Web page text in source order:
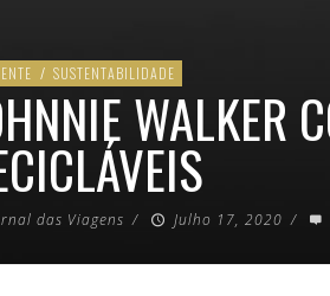
/ SUSTENTABILIDADE
WALKER
das Viagens / Julho 17, 2020 /